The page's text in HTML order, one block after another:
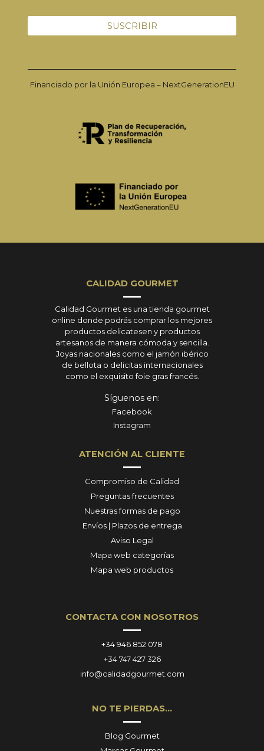
Financiado por la Unión Europea – NextGenerationEU
CALIDAD GOURMET
Calidad Gourmet es una tienda gourmet
online donde podrás comprar los mejores
productos delicatesen y productos
artesanos de manera cómoda y sencilla.
Joyas nacionales como el jamón ibérico
de bellota o delicitas internacionales
como el exquisito foie gras francés.
Síguenos en:
Facebook
Instagram
ATENCIÓN AL CLIENTE
Compromiso de Calidad
Preguntas frecuentes
Nuestras formas de pago
Envíos | Plazos de entrega
Aviso Legal
Mapa web categorías
Mapa web productos
CONTACTA CON NOSOTROS
+34 946 852 078
+34 747 427 326
info@calidadgourmet.com
NO TE PIERDAS…
Blog Gourmet